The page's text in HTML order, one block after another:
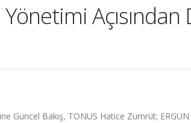
Güncel Bakış, TONUS Hatice Zümrüt;